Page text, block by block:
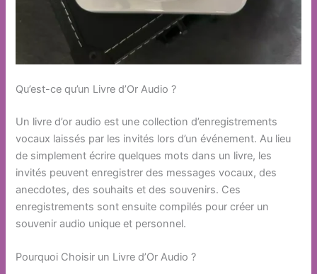
Qu’est-ce qu’un Livre d’Or Audio ?
Un livre d’or audio est une collection d’enregistrements
vocaux laissés par les invités lors d’un événement. Au lieu
de simplement écrire quelques mots dans un livre, les
invités peuvent enregistrer des messages vocaux, des
anecdotes, des souhaits et des souvenirs. Ces
enregistrements sont ensuite compilés pour créer un
souvenir audio unique et personnel.
Pourquoi Choisir un Livre d’Or Audio ?